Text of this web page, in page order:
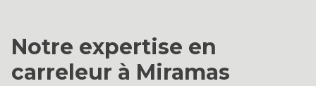
Notre expertise en
carreleur à Miramas